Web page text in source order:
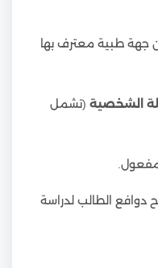
طبية معترف بها
الشخصية (تشمل
دوافع الطالب لدراسة